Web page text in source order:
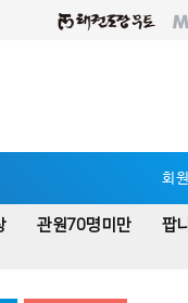
회
관원70명미만
팝